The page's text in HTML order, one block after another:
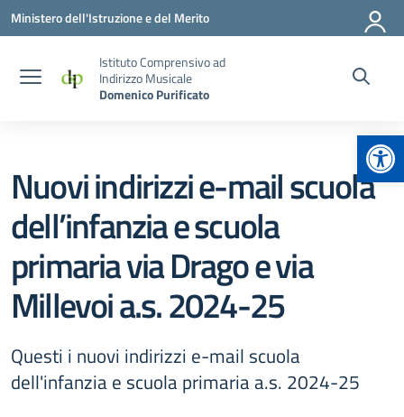
Vai ai contenuti
Vai al menu di navigazione
Vai al footer
Ministero dell'Istruzione e del Merito
Istituto Comprensivo ad
Indirizzo Musicale
Domenico Purificato
Nuovi indirizzi e-mail scuola
dell’infanzia e scuola
primaria via Drago e via
Millevoi a.s. 2024-25
Questi i nuovi indirizzi e-mail scuola
dell'infanzia e scuola primaria a.s. 2024-25